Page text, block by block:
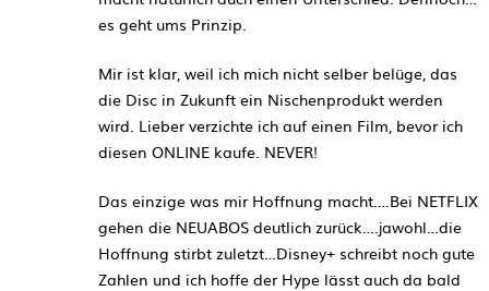
es geht ums Prinzip.
Mir ist klar, weil ich mich nicht selber belüge, das
die Disc in Zukunft ein Nischenprodukt werden
wird. Lieber verzichte ich auf einen Film, bevor ich
diesen ONLINE kaufe. NEVER!
Das einzige was mir Hoffnung macht….Bei NETFLIX
gehen die NEUABOS deutlich zurück….jawohl…die
Hoffnung stirbt zuletzt…Disney+ schreibt noch gute
Zahlen und ich hoffe der Hype lässt auch da bald